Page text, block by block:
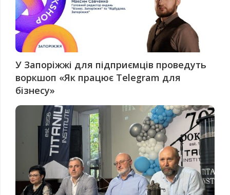
У Запоріжжі для підприємців проведуть
воркшоп «Як працює Telegram для
бізнесу»